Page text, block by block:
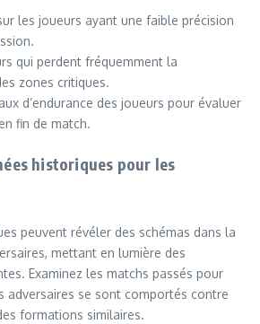
les joueurs ayant une faible précision
qui perdent fréquemment la
zones critiques.
d’endurance des joueurs pour évaluer
fin de match.
historiques pour les
peuvent révéler des schémas dans la
mettant en lumière des
Examinez les matchs passés pour
adversaires se sont comportés contre
formations similaires.